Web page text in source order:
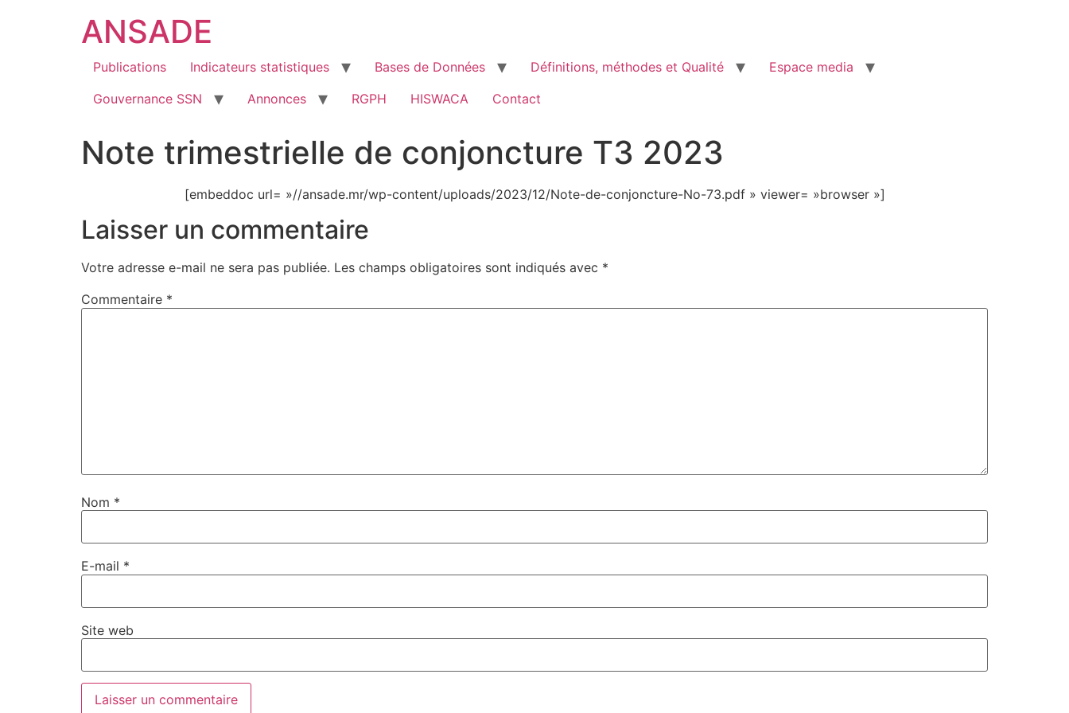
ANSADE
Publications Indicateurs statistiques Bases de Données Définitions, méthodes et Qualité
Espace media
Gouvernance SSN
Annonces RGPH HISWACA Contact
Note trimestrielle de conjoncture T3 2023
[embeddoc url= »//ansade.mr/wp-content/uploads/2023/12/Note-de-conjoncture-No-73.pdf » viewer= »browser »]
Laisser un commentaire
Votre adresse e-mail ne sera pas publiée. Les champs obligatoires sont indiqués avec *
Commentaire *
Nom *
E-mail *
Site web